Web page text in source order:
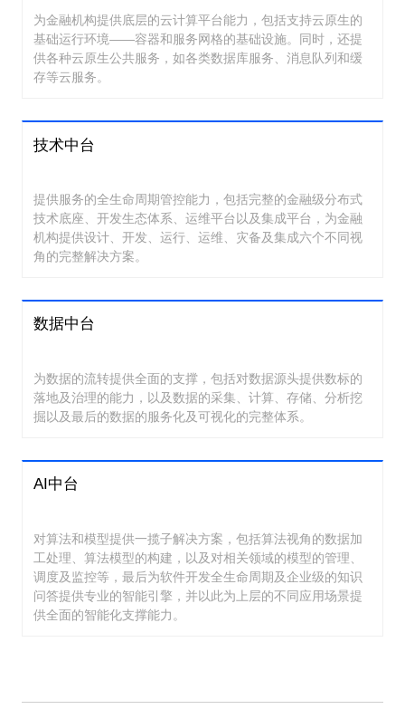
为金融机构提供底层的云计算平台能力，包括支持云原生的
基础运行环境——容器和服务网格的基础设施。同时，还提
供各种云原生公共服务，如各类数据库服务、消息队列和缓
存等云服务。
技术中台
提供服务的全生命周期管控能力，包括完整的金融级分布式
技术底座、开发生态体系、运维平台以及集成平台，为金融
机构提供设计、开发、运行、运维、灾备及集成六个不同视
角的完整解决方案。
数据中台
为数据的流转提供全面的支撑，包括对数据源头提供数标的
落地及治理的能力，以及数据的采集、计算、存储、分析挖
掘以及最后的数据的服务化及可视化的完整体系。
AI中台
对算法和模型提供一揽子解决方案，包括算法视角的数据加
工处理、算法模型的构建，以及对相关领域的模型的管理、
调度及监控等，最后为软件开发全生命周期及企业级的知识
问答提供专业的智能引擎，并以此为上层的不同应用场景提
供全面的智能化支撑能力。